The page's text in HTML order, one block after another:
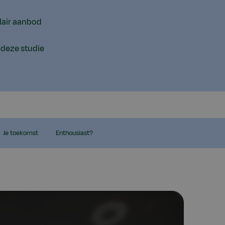
aanbod
studie
Je toekomst Enthousiast?